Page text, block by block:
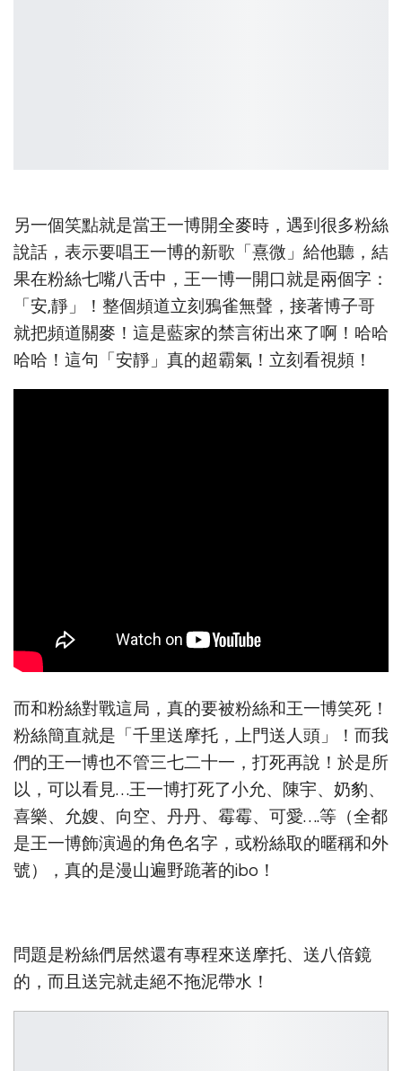
另一個笑點就是當王一博開全麥時，遇到很多粉絲
說話，表示要唱王一博的新歌「熹微」給他聽，結
果在粉絲七嘴八舌中，王一博一開口就是兩個字：
「安,靜」！整個頻道立刻鴉雀無聲，接著博子哥
就把頻道關麥！這是藍家的禁言術出來了啊！哈哈
哈哈！這句「安靜」真的超霸氣！立刻看視頻！
而和粉絲對戰這局，真的要被粉絲和王一博笑死！
粉絲簡直就是「千里送摩托，上門送人頭」！而我
們的王一博也不管三七二十一，打死再說！於是所
以，可以看見…王一博打死了小允、陳宇、奶豹、
喜樂、允嫂、向空、丹丹、霉霉、可愛….等（全都
是王一博飾演過的角色名字，或粉絲取的暱稱和外
號），真的是漫山遍野跪著的ibo！
問題是粉絲們居然還有專程來送摩托、送八倍鏡
的，而且送完就走絕不拖泥帶水！